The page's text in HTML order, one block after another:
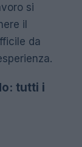
si
il
da
tutti i